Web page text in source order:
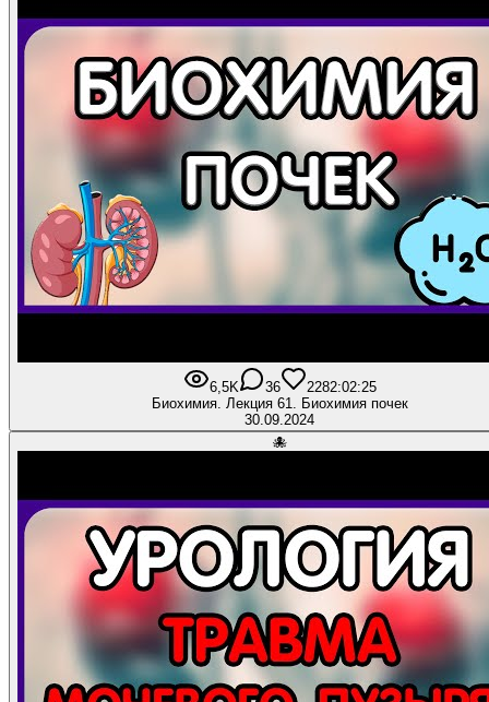
6,5K 36 2282:02:25
Биохимия. Лекция 61. Биохимия почек
30.09.2024
🐙